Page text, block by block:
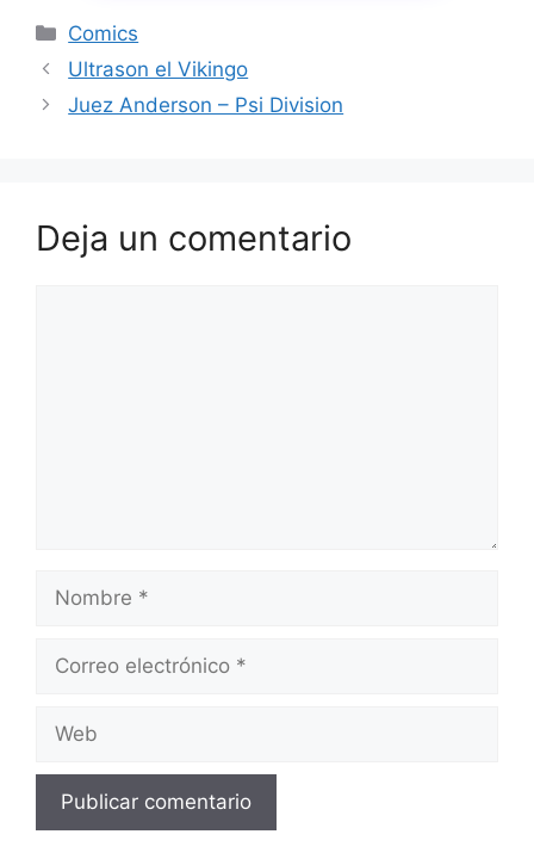
Categorías
Comics
Ultrason el Vikingo
Juez Anderson – Psi Division
Deja un comentario
Nombre
Correo
Web